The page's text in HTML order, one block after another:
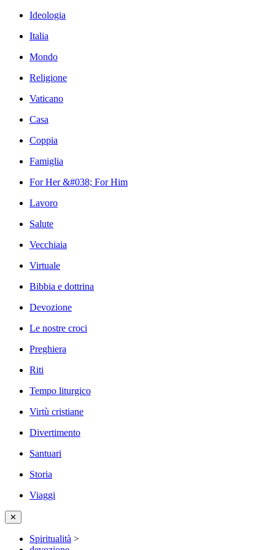
Ideologia
Italia
Mondo
Religione
Vaticano
Casa
Coppia
Famiglia
For Her &#038; For Him
Lavoro
Salute
Vecchiaia
Virtuale
Bibbia e dottrina
Devozione
Le nostre croci
Preghiera
Riti
Tempo liturgico
Virtù cristiane
Divertimento
Santuari
Storia
Viaggi
✕
Spiritualità >